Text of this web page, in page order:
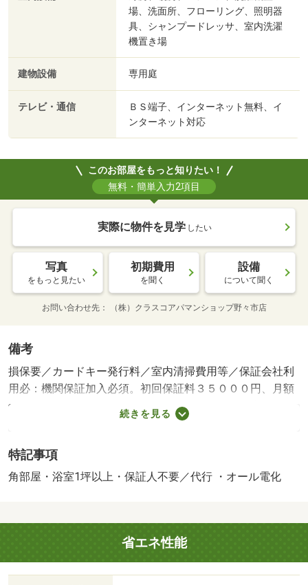
場、洗面所、フローリング、照明器
具、シャンプードレッサ、室内洗濯
機置き場
建物設備 専用庭
テレビ・通信
ＢＳ端子、インターネット無料、イ
ンターネット対応
このお部屋をもっと知りたい！
無料・簡単入力2項目
実際に物件を見学 したい
写真
をもっと見たい
初期費用
を聞く
設備
について聞く
お問い合わせ先 （株）クラスコアパマンショップ野々市店
備考
損保要／カードキー発行料／室内清掃費用等／保証会社利
用必：機関保証加入必須。初回保証料３５０００円、月額
保証料賃料等総額の１％＋８００円／月（その他商品あ
り）／［退去時費用 退去費用実費精算※故意・過失等別
グ費用を含みます。ルームクリーニング料金は入居時にお
預りさせて頂きます。 保証会社：株式会社イントラスト
／追焚機能浴室／角住戸／温水洗浄便座／敷金不要／対面
式キッチン／ＩＨクッキングヒーター／照明付／ウォーク
インクロゼット／保証人不要／オール電化／専用庭／ネッ
ト使用料不要／床下収納／浴室１坪以上／バス停徒歩３分
続きを見る
特記事項
角部屋・浴室1坪以上・保証人不要／代行 ・オール電化
省エネ性能